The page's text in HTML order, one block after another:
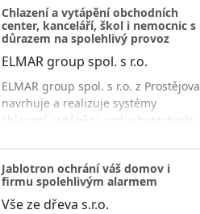
Chlazení a vytápění obchodních
center, kanceláří, škol i nemocnic s
důrazem na spolehlivý provoz
ELMAR group spol. s r.o.
ELMAR group spol. s r.o. z Prostějova
navrhuje a realizuje systémy
chlazení, vytápění, vzduchotechniky
centra, kancelářské budovy, školy,
nemocnice i ubytovací zařízení s
důrazem na úsporu energií a
spolehlivý provoz.
Jablotron ochrání váš domov i
firmu spolehlivým alarmem
Vše ze dřeva s.r.o.